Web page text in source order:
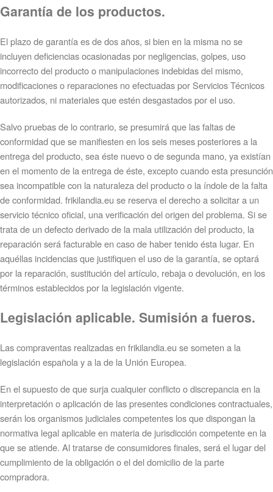
Garantía de los productos.
El plazo de garantía es de dos años, si bien en la misma no se
incluyen deficiencias ocasionadas por negligencias, golpes, uso
incorrecto del producto o manipulaciones indebidas del mismo,
modificaciones o reparaciones no efectuadas por Servicios Técnicos
autorizados, ni materiales que estén desgastados por el uso.
Salvo pruebas de lo contrario, se presumirá que las faltas de
conformidad que se manifiesten en los seis meses posteriores a la
entrega del producto, sea éste nuevo o de segunda mano, ya existían
en el momento de la entrega de éste, excepto cuando esta presunción
sea incompatible con la naturaleza del producto o la índole de la falta
de conformidad. frikilandia.eu se reserva el derecho a solicitar a un
servicio técnico oficial, una verificación del origen del problema. Si se
trata de un defecto derivado de la mala utilización del producto, la
reparación será facturable en caso de haber tenido ésta lugar. En
aquéllas incidencias que justifiquen el uso de la garantía, se optará
por la reparación, sustitución del artículo, rebaja o devolución, en los
términos establecidos por la legislación vigente.
Legislación aplicable. Sumisión a fueros.
Las compraventas realizadas en frikilandia.eu se someten a la
legislación española y a la de la Unión Europea.
En el supuesto de que surja cualquier conflicto o discrepancia en la
interpretación o aplicación de las presentes condiciones contractuales,
serán los organismos judiciales competentes los que dispongan la
normativa legal aplicable en materia de jurisdicción competente en la
que se atiende. Al tratarse de consumidores finales, será el lugar del
cumplimiento de la obligación o el del domicilio de la parte
compradora.